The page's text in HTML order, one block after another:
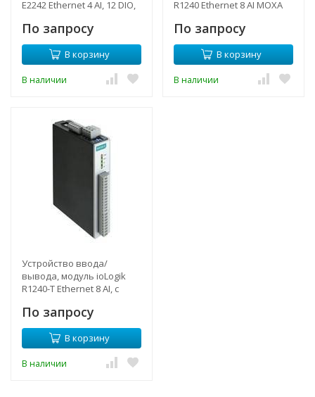
E2242 Ethernet 4 AI, 12 DIO,
По запросу
В корзину
В наличии
R1240 Ethernet 8 AI MOXA
По запросу
В корзину
В наличии
Устройство ввода/
вывода, модуль ioLogik
R1240-T Ethernet 8 AI, с
диапазоном температур,
MOXA
По запросу
В корзину
В наличии